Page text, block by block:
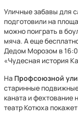
Уличные забавы для
подготовили на
можно поиграть в
мяча. А еще
Дедом Морозом в
«Чудесная история
На Профсоюзной
старинные
каната и фехтование
театр Котюха